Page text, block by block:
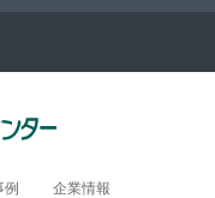
例
企業情報